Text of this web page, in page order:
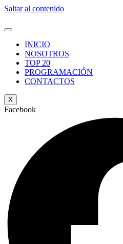
Saltar al contenido
INICIO
NOSOTROS
TOP 20
PROGRAMACIÓN
CONTACTOS
X
Facebook